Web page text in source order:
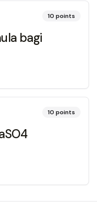
10 points
bagi
10 points